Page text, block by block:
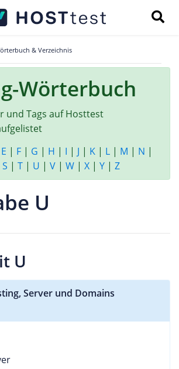
& Verzeichnis
Wörterbuch
und Tags auf Hosttest
E | F| G | H | I | J | K| L| M | N |
S | T| U | V| W| X| Y| Z
U
U
Server und Domains